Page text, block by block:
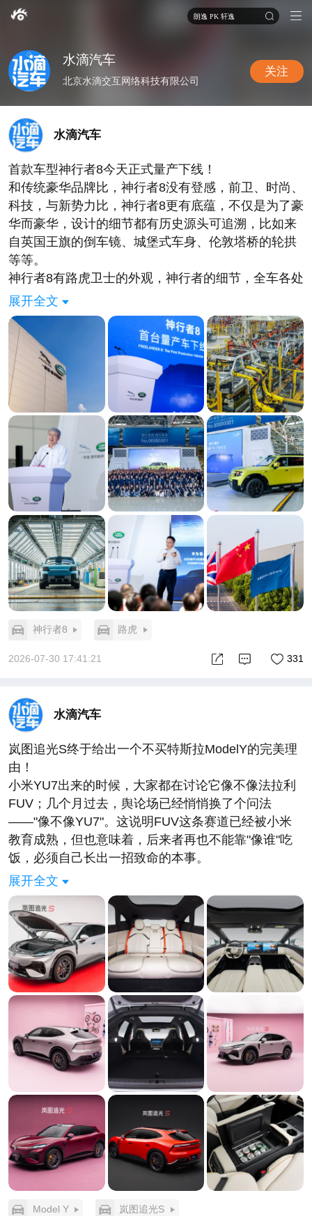
朗逸 PK 轩逸
水滴汽车
北京水滴交互网络科技有限公司
关注
水滴汽车
首款车型神行者8今天正式量产下线！
和传统豪华品牌比，神行者8没有登感，前卫、时尚、
科技，与新势力比，神行者8更有底蕴，不仅是为了豪
华而豪华，设计的细节都有历史源头可追溯，比如来
自英国王旗的倒车镜、城堡式车身、伦敦塔桥的轮拱
等等。
神行者8有路虎卫士的外观，神行者的细节，全车各处
都是神行者三角窗的设计，FREELANDER首字母FL
构成了logo两个三角的意象。车窗、脚踏板、刹车、
油门、UI、时钟设计都是。
最关键的是这台车有华为乾崑ADS5最新的智驾，893
线双光路图像级激光雷达，宁德时代电池，高通8397
芯片。
中国最好的三电智能化和78年历史底蕴（全地形能
力、豪华、公路驾驶等等）结合。
全面告别燃油时代，All in 豪华新能源！奇瑞捷豹路虎
工厂的接力棒交到了FREELANDER神行者手中，中
国汽车人正以更加主导的姿态，整合全球产业链资
源，以中国智慧重新定义世界标准！
#奇瑞捷豹路虎神行者8首车下线
展开全文
神行者8 路虎
2026-07-30 17:41:21 331
水滴汽车
岚图追光S终于给出一个不买特斯拉ModelY的完美理
由！
小米YU7出来的时候，大家都在讨论它像不像法拉利
FUV；几个月过去，舆论场已经悄悄换了个问法
——"像不像YU7"。这说明FUV这条赛道已经被小米
教育成熟，但也意味着，后来者再也不能靠"像谁"吃
饭，必须自己长出一招致命的本事。
岚图追光S 7月24日开启预售，30.99万，给了Model
Y用户一个过去几年一直没出现的理由：不换品牌、
不换预算，但换一种体量、换一种颜值、换一套高得
离谱的配置。
Model Y是什么尺寸？中型SUV底子。追光S呢？
5050mm车长、1998mm车宽、3000mm轴距，C级中
大型SUV的体量。
这是个被很多人忽略的关键点：YU7和Model Y的后
排，受限于轿跑SUV的溜背线条，头部和腿部都只能
算够用。
追光S车高1636mm，比YU7还高48mm，3米轴距铺
出来的后排是真正意义上的大后排，不是YU7/Model
Y那种"看着运动、坐着委屈"的小后排。
30万级纯电SUV的真正大盘，是Model Y的盘。要切
这个盘，光堆配置不够，得在外形上一招致命。
颜值这仗，岚图这次是真敢打
追光S有3:1超跑黄金长高比、10组真贯穿风道、19个
功能性风口、21寸轮毂配黄色卡钳、车尾大尺寸扰流
板。
展开全文
Model Y 岚图追光S